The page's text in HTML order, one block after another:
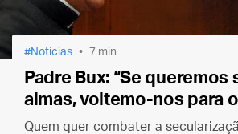
Notícias 7 min
Padre Bux: “Se queremos
almas, voltemo-nos para
Quem quer combater a